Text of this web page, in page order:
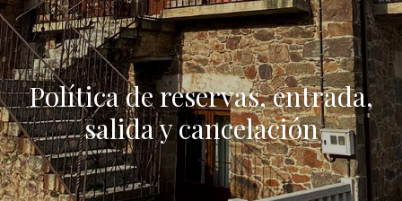
Política de reservas, entrada,
salida y cancelación